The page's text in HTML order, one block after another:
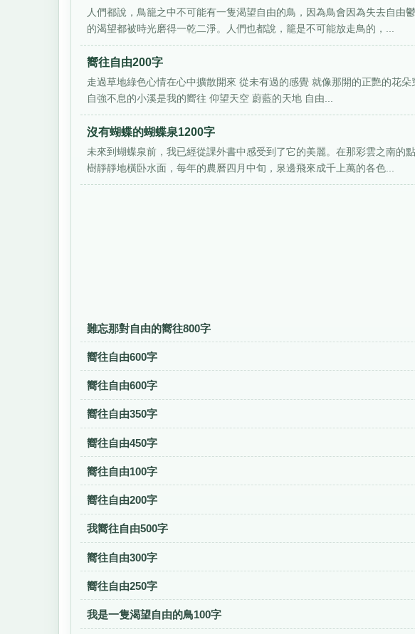
人們都說，鳥籠之中不可能有一隻渴望自由的鳥，因為鳥會因為失去自由
的渴望都被時光磨得一乾二淨。人們也都說，籠是不可能放走鳥的，...
嚮往自由200字
走過草地綠色心情在心中擴散開來 從未有過的感覺 就像那開的正艷的花
自強不息的小溪是我的嚮往 仰望天空 蔚藍的天地 自由...
沒有蝴蝶的蝴蝶泉1200字
未來到蝴蝶泉前，我已經從課外書中感受到了它的美麗。在那彩雲之南的
樹靜靜地橫卧水面，每年的農曆四月中旬，泉邊飛來成千上萬的各色...
難忘那對自由的嚮往800字
嚮往自由600字
嚮往自由600字
嚮往自由350字
嚮往自由450字
嚮往自由100字
嚮往自由200字
我嚮往自由500字
嚮往自由300字
嚮往自由250字
我是一隻渴望自由的鳥100字